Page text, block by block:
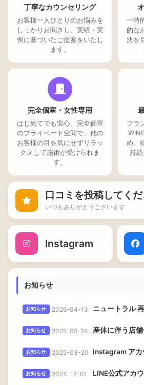
丁寧なカウンセリング
お客様一人ひとりのお悩みを
しっかりお聞きし、実績・実
例に基づいたご提案をいたし
ます。
一時
的な
決を
完全個室・女性専用
はじめてでも安心。完全個室
のプライベート空間で、他の
お客様の目を気にせずリラッ
クスして施術が受けられま
す。
フラ
め、
持
口コミを投稿してく
いつもありがとうございます
Instagram
お知らせ
お知らせ 2026-04-13 ニュートラル
お知らせ 2025-05-24 産休に伴う店
お知らせ 2025-03-20 Instagram ア
お知らせ 2024-12-01 LINE公式アカ